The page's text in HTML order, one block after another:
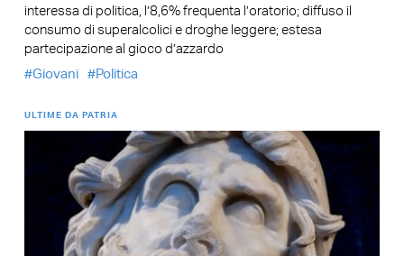
interessa di politica, l’8,6% frequenta l’oratorio; diffuso il
consumo di superalcolici e droghe leggere; estesa
partecipazione al gioco d’azzardo
Giovani
Politica
ULTIME DA PATRIA